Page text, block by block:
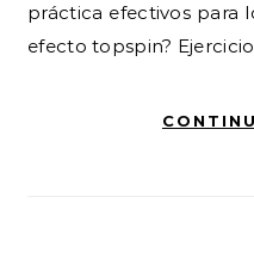
práctica efectivos para
efecto topspin?